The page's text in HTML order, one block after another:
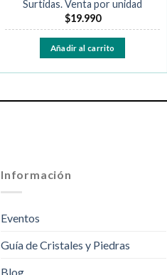
Surtidas. Venta por unidad
$19.990
Añadir al carrito
Información
Eventos
Guía de Cristales y Piedras
Blog